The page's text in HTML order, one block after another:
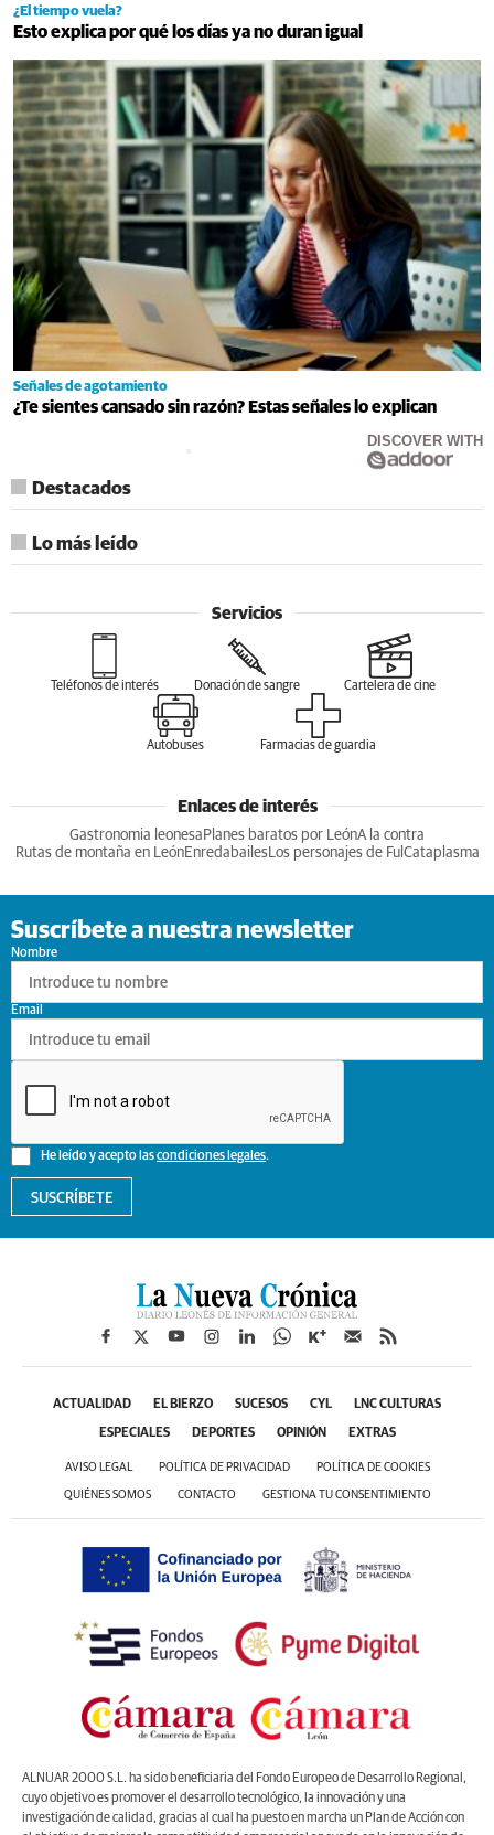
¿El tiempo vuela?
Esto explica por qué los días ya no duran igual
Señales de agotamiento
¿Te sientes cansado sin razón? Estas señales lo explican
DISCOVER WITH
Destacados
Lo más leído
Servicios
Teléfonos de interés Donación de sangre Cartelera de cine
Autobuses Farmacias de guardia
Enlaces de interés
Gastronomia leonesa Planes baratos por LeónA la contra
Rutas de montaña en LeónEnredabailesLos personajes de Ful Cataplasma
Suscríbete a nuestra newsletter
Nombre
He leído y acepto lascondiciones legales.
Email
SUSCRÍBETE
ACTUALIDAD EL BIERZO SUCESOS CYL LNC CULTURAS
ESPECIALES DEPORTES OPINIÓN EXTRAS
AVISO LEGAL POLÍTICA DE PRIVACIDAD POLÍTICA DE COOKIES
QUIÉNES SOMOS CONTACTO GESTIONA TU CONSENTIMIENTO
ALNUAR 2000 S.L. ha sido beneficiaria del Fondo Europeo de Desarrollo Regional,
cuyo objetivo es promover el desarrollo tecnológico, la innovación y una
investigación de calidad, gracias al cual ha puesto en marcha un Plan de Acción con